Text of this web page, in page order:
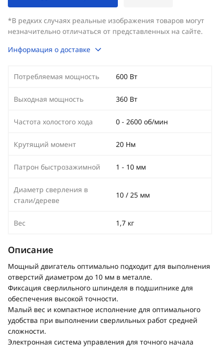
*В редких случаях реальные изображения товаров могут
незначительно отличаться от представленных на сайте.
Информация о доставке
Потребляемая мощность 600 Вт
Выходная мощность 360 Вт
Частота холостого хода 0 - 2600 об/мин
Крутящий момент 20 Нм
Патрон быстрозажимной 1 - 10 мм
Диаметр сверления в
стали/дереве
10 / 25 мм
Вес 1,7 кг
Описание
Мощный двигатель оптимально подходит для выполнения
отверстий диаметром до 10 мм в металле.
Фиксация сверлильного шпинделя в подшипнике для
обеспечения высокой точности.
Малый вес и компактное исполнение для оптимального
удобства при выполнении сверлильных работ средней
сложности.
Электронная система управления для точного начала